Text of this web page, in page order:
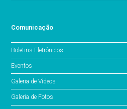
Comunicação
Boletins Eletrônicos
Eventos
Galeria de Vídeos
Galeria de Fotos